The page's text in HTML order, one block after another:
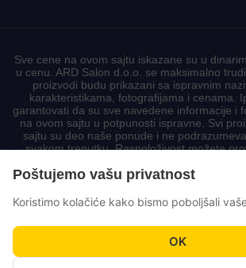
Sve cene na ovom sajtu iskazane su u
u cenu. ARD Salon d.o.o. se maksimalno
proizvodi budu prikazani sa ispravnim
karakteristikama, fotografijama i cenama.
garantovati da su sve navedene informacije i
na ovom sajtu u potpunosti ispravne. Svi
sajtu su deo naše ponude i ne
svakom trenutku. Raspoloživost možete
Poštujemo vašu privatnost
Koristimo kolačiće kako bismo poboljšali
OK